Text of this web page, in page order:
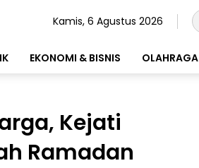
Kamis, 6 Agustus 2026
EKONOMI & BISNIS OLAHRAGA
Kejati
Ramadan